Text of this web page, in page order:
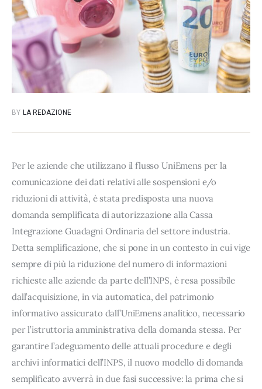
BY LA REDAZIONE
Per le aziende che utilizzano il flusso UniEmens per la
comunicazione dei dati relativi alle sospensioni e/o
riduzioni di attività, è stata predisposta una nuova
domanda semplificata di autorizzazione alla Cassa
Integrazione Guadagni Ordinaria del settore industria.
Detta semplificazione, che si pone in un contesto in cui vige
sempre di più la riduzione del numero di informazioni
richieste alle aziende da parte dell’INPS, è resa possibile
dall’acquisizione, in via automatica, del patrimonio
informativo assicurato dall’UniEmens analitico, necessario
per l’istruttoria amministrativa della domanda stessa. Per
garantire l’adeguamento delle attuali procedure e degli
archivi informatici dell’INPS, il nuovo modello di domanda
semplificato avverrà in due fasi successive: la prima che si